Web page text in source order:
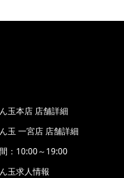
玉本店 店舗詳細
玉 一宮店 店舗詳細
：10:00～19:00
玉求人情報